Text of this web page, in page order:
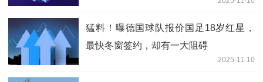
猛料！曝德国球队报价国足18岁红星，
最快冬窗签约，却有一大阻碍
2025-11-10